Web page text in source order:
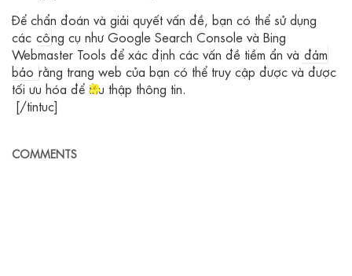
Để chẩn đoán và giải quyết vấn đề, bạn có thể sử dụng
các công cụ như Google Search Console và Bing
Webmaster Tools để xác định các vấn đề tiềm ẩn và đảm
bảo rằng trang web của bạn có thể truy cập được và được
tối ưu hóa để thu thập thông tin.
[/tintuc]
COMMENTS